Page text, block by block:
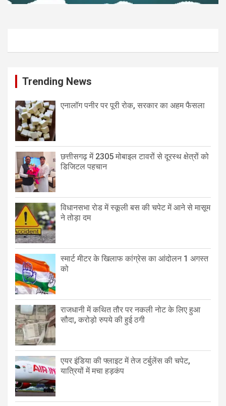
Trending News
एनालॉग पनीर पर पूरी रोक, सरकार का अहम फैसला
छत्तीसगढ़ में 2305 मोबाइल टावरों से दूरस्थ क्षेत्रों को
डिजिटल पहचान
विधानसभा रोड में स्कूली बस की चपेट में आने से मासूम
ने तोड़ा दम
स्मार्ट मीटर के खिलाफ कांग्रेस का आंदोलन 1 अगस्त
को
राजधानी में कथित तौर पर नकली नोट के लिए हुआ
सौदा, करोड़ो रुपये की हुई ठगी
एयर इंडिया की फ्लाइट में तेज टर्बुलेंस की चपेट,
यात्रियों में मचा हड़कंप